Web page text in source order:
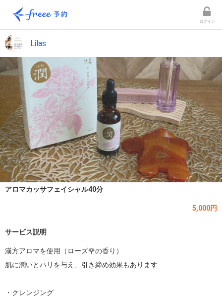
ログイン
Lilas
アロマカッサフェイシャル40分
5,000円
サービス説明
漢方アロマを使用（ローズ🌹の香り）
肌に潤いとハリを与え、引き締め効果もあります
・クレンジング